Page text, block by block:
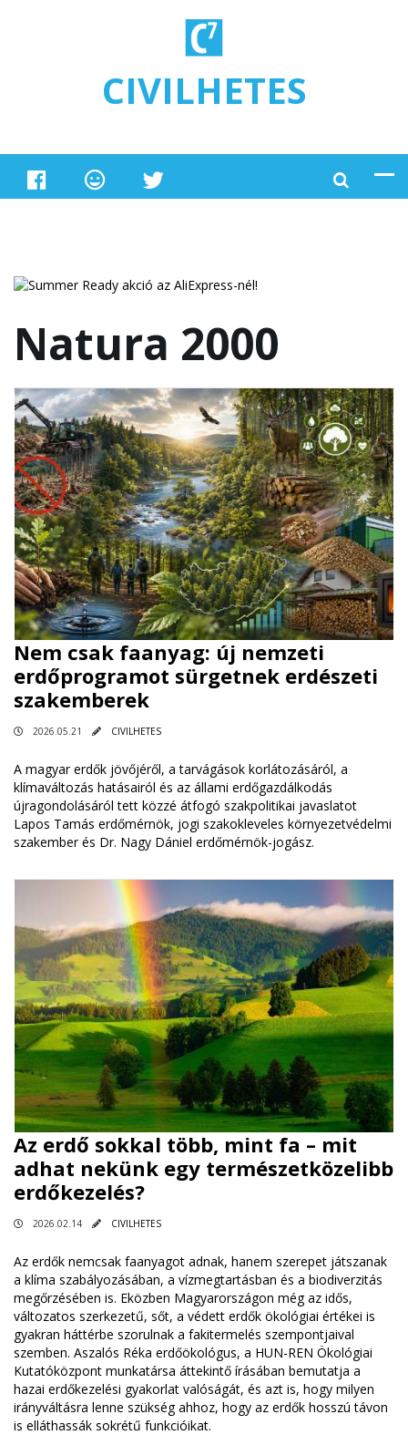
CIVILHETES
Natura 2000
Nem csak faanyag: új nemzeti
erdőprogramot sürgetnek erdészeti
szakemberek
2026.05.21 CIVILHETES
A magyar erdők jövőjéről, a tarvágások korlátozásáról, a
klímaváltozás hatásairól és az állami erdőgazdálkodás
újragondolásáról tett közzé átfogó szakpolitikai javaslatot
Lapos Tamás erdőmérnök, jogi szakokleveles környezetvédelmi
szakember és Dr. Nagy Dániel erdőmérnök-jogász.
Az erdő sokkal több, mint fa – mit
adhat nekünk egy természetközelibb
erdőkezelés?
2026.02.14 CIVILHETES
Az erdők nemcsak faanyagot adnak, hanem szerepet játszanak
a klíma szabályozásában, a vízmegtartásban és a biodiverzitás
megőrzésében is. Eközben Magyarországon még az idős,
változatos szerkezetű, sőt, a védett erdők ökológiai értékei is
gyakran háttérbe szorulnak a fakitermelés szempontjaival
szemben. Aszalós Réka erdőökológus, a HUN-REN Ökológiai
Kutatóközpont munkatársa áttekintő írásában bemutatja a
hazai erdőkezelési gyakorlat valóságát, és azt is, hogy milyen
irányváltásra lenne szükség ahhoz, hogy az erdők hosszú távon
is elláthassák sokrétű funkcióikat.